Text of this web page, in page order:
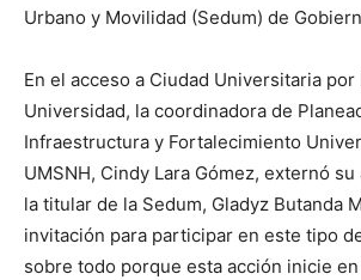
Urbano y Movilidad (Sedum) de
En el acceso a Ciudad Universitaria por
Universidad, la coordinadora de
Infraestructura y Fortalecimiento
UMSNH, Cindy Lara Gómez, externó
la titular de la Sedum, Gladyz Butanda
invitación para participar en este tipo
sobre todo porque esta acción inicie en